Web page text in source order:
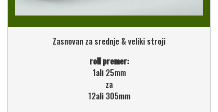
Zasnovan za srednje & veliki stroji
roll premer:
1ali 25mm
za
12ali 305mm